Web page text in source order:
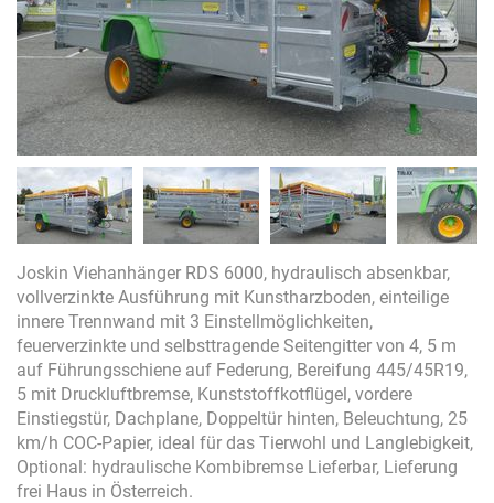
Joskin Viehanhänger RDS 6000, hydraulisch absenkbar,
vollverzinkte Ausführung mit Kunstharzboden, einteilige
innere Trennwand mit 3 Einstellmöglichkeiten,
feuerverzinkte und selbsttragende Seitengitter von 4, 5 m
auf Führungsschiene auf Federung, Bereifung 445/45R19,
5 mit Druckluftbremse, Kunststoffkotflügel, vordere
Einstiegstür, Dachplane, Doppeltür hinten, Beleuchtung, 25
km/h COC-Papier, ideal für das Tierwohl und Langlebigkeit,
Optional: hydraulische Kombibremse Lieferbar, Lieferung
frei Haus in Österreich.